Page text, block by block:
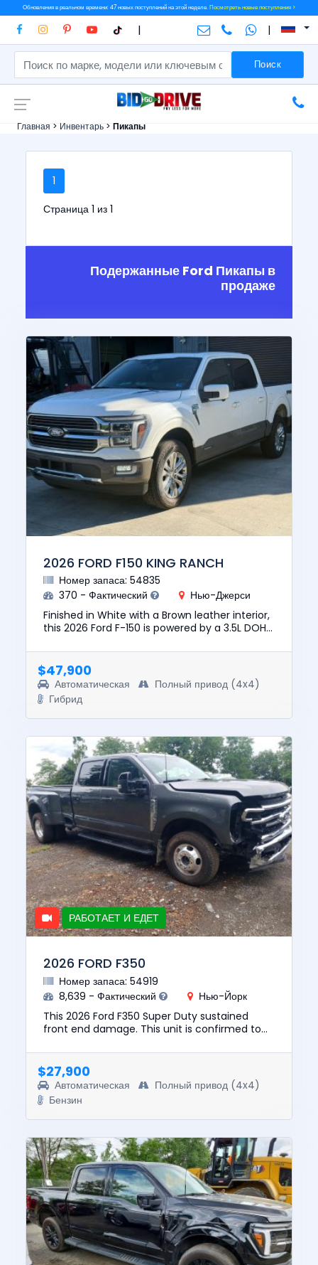
Обновления в реальном времени: 47 новых поступлений на этой неделе.Посмотреть новые поступления >
| |
Поиск
Главная > Инвентарь > Пикапы
1
Страница 1 из 1
Подержанные Ford Пикапы в
продаже
2026 FORD F150 KING RANCH
Номер запаса: 54835
370 - Фактический
Нью-Джерси
Finished in White with a Brown leather interior,
this 2026 Ford F-150 is powered by a 3.5L DOHC
4WD for confiden...
$47,900
Автоматическая
Полный привод (4x4)
Гибрид
РАБОТАЕТ И ЕДЕТ
2026 FORD F350
Номер запаса: 54919
8,639 - Фактический
Нью-Йорк
This 2026 Ford F350 Super Duty sustained
front end damage. This unit is confirmed to
vehicle was $68570. Th...
$27,900
Автоматическая
Полный привод (4x4)
Бензин